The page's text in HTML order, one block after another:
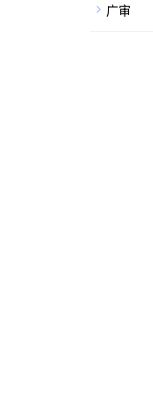
广审